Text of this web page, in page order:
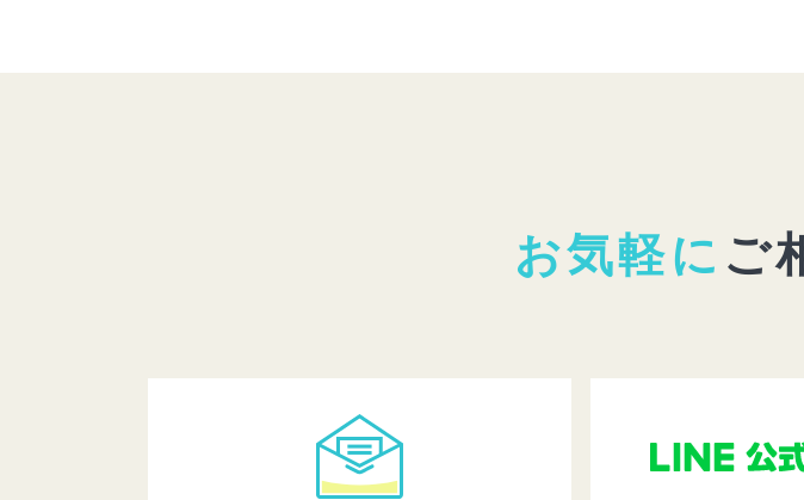
お気軽に ご